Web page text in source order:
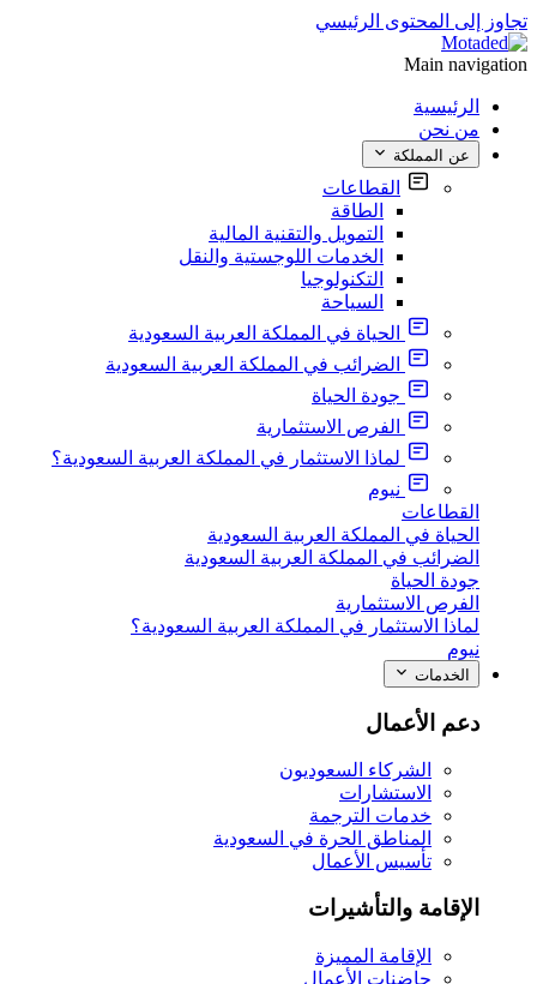
تجاوز إلى المحتوى الرئيسي
Main navigation
الرئيسية
من نحن
عن المملكة
القطاعات
الطاقة
التمويل والتقنية المالية
الخدمات اللوجستية والنقل
التكنولوجيا
السياحة
الحياة في المملكة العربية السعودية
الضرائب في المملكة العربية السعودية
جودة الحياة
الفرص الاستثمارية
لماذا الاستثمار في المملكة العربية السعودية؟
نيوم
القطاعات
الحياة في المملكة العربية السعودية
الضرائب في المملكة العربية السعودية
جودة الحياة
الفرص الاستثمارية
لماذا الاستثمار في المملكة العربية السعودية؟
نيوم
الخدمات
دعم الأعمال
الشركاء السعوديون
الاستشارات
خدمات الترجمة
المناطق الحرة في السعودية
تأسيس الأعمال
الإقامة والتأشيرات
الإقامة المميزة
حاضنات الأعمال